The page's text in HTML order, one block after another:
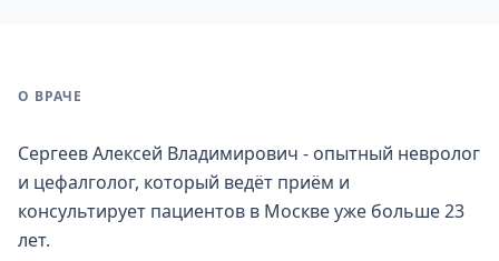
О ВРАЧЕ
Сергеев Алексей Владимирович - опытный невролог
и цефалголог, который ведёт приём и
консультирует пациентов в Москве уже больше 23
лет.